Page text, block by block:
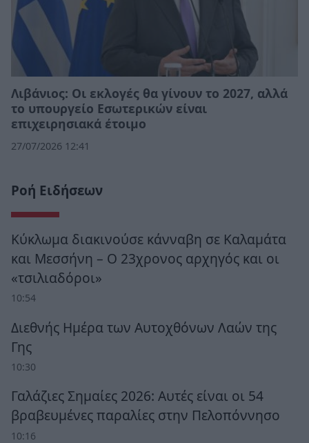
Λιβάνιος: Οι εκλογές θα γίνουν το 2027, αλλά
το υπουργείο Εσωτερικών είναι
επιχειρησιακά έτοιμο
27/07/2026 12:41
Ροή Ειδήσεων
Κύκλωμα διακινούσε κάνναβη σε Καλαμάτα
και Μεσσήνη – Ο 23χρονος αρχηγός και οι
«τσιλιαδόροι»
10:54
Διεθνής Ημέρα των Αυτοχθόνων Λαών της
Γης
10:30
Γαλάζιες Σημαίες 2026: Αυτές είναι οι 54
βραβευμένες παραλίες στην Πελοπόννησο
10:16